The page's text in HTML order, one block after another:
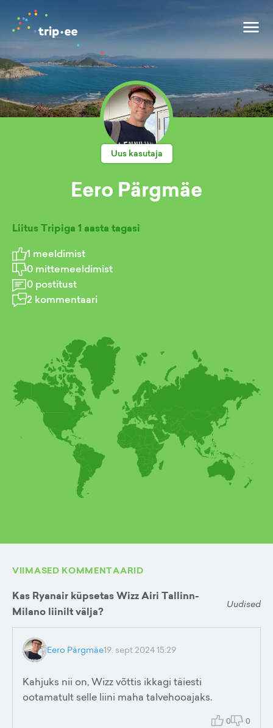
Uus kasutaja
Eero Pärgmäe
Liitus Tripiga 1 aasta tagasi
1 meeldimist
0 mittemeeldimist
0 postitust
2 kommentaari
VIIMASED KOMMENTAARID
Kas Ryanair küpsetas Wizz Airi Tallinn-
Milano liinilt välja?
Uudised
Eero Pärgmäe19. sept 2024 15:29
Kahjuks nii on, Wizz võttis ikkagi täiesti
ootamatult selle liini maha talvehooajaks.
0 0